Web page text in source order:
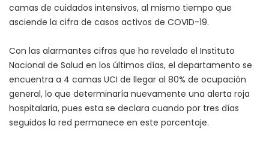
camas de cuidados intensivos, al mismo tiempo que
asciende la cifra de casos activos de COVID-19.
Con las alarmantes cifras que ha revelado el Instituto
Nacional de Salud en los últimos días, el departamento se
encuentra a 4 camas UCI de llegar al 80% de ocupación
general, lo que determinaría nuevamente una alerta roja
hospitalaria, pues esta se declara cuando por tres días
seguidos la red permanece en este porcentaje.